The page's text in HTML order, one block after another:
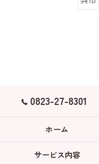
0823-27-8301
ホーム
サービス内容